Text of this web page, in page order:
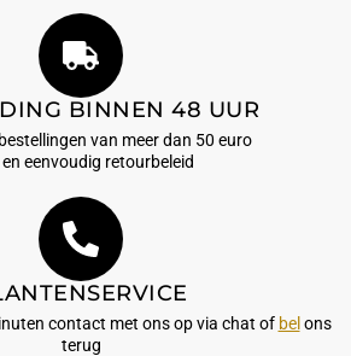
BINNEN 48 UUR
van meer dan 50 euro
en eenvoudig retourbeleid
contact met ons op via chat of bel ons
terug